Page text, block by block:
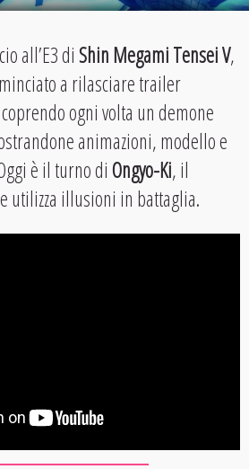
all’E3 diShin Megami Tensei V,
a rilasciare trailer
ogni volta un demone
animazioni, modello e
è il turno diOngyo-Ki, il
utilizza illusioni in battaglia.